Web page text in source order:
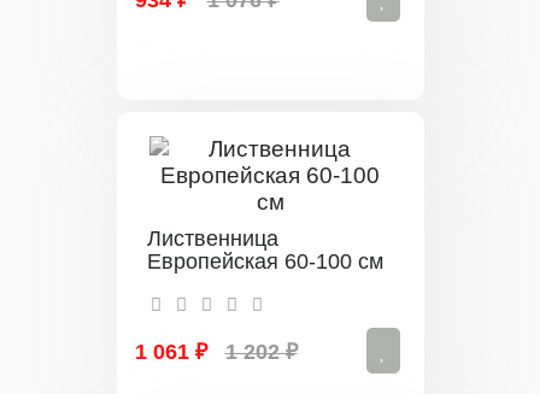
Лиственница
Европейская 60-100 см
1 061 ₽ 1 202 ₽